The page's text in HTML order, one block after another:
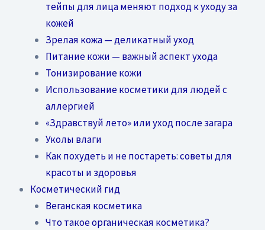
тейпы для лица меняют подход к уходу за
кожей
Зрелая кожа — деликатный уход
Питание кожи — важный аспект ухода
Тонизирование кожи
Использование косметики для людей с
аллергией
«Здравствуй лето» или уход после загара
Уколы влаги
Как похудеть и не постареть: советы для
красоты и здоровья
Косметический гид
Веганская косметика
Что такое органическая косметика?